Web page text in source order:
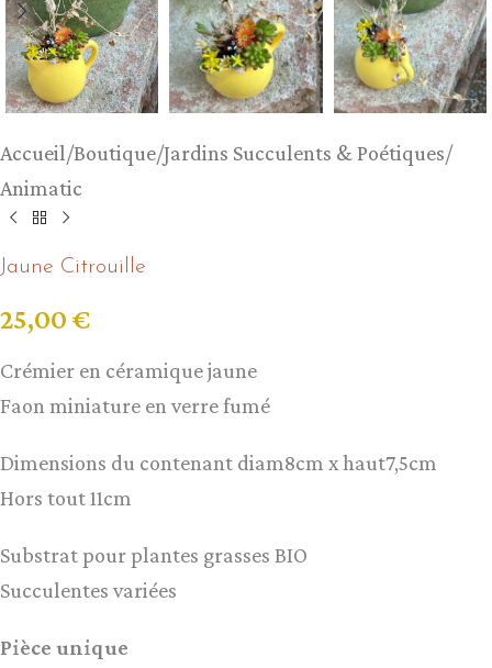
Accueil/Boutique/Jardins Succulents & Poétiques/
Animatic
Jaune Citrouille
25,00 €
Crémier en céramique jaune
Faon miniature en verre fumé
Dimensions du contenant diam8cm x haut7,5cm
Hors tout 11cm
Substrat pour plantes grasses BIO
Succulentes variées
Pièce unique